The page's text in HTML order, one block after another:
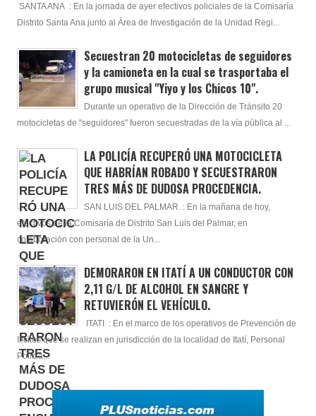
SANTA ANA : En la jornada de ayer efectivos policiales de la Comisaría
Distrito Santa Ana junto al Área de Investigación de la Unidad Regi...
Secuestran 20 motocicletas de seguidores
y la camioneta en la cual se trasportaba el
grupo musical "Yiyo y los Chicos 10".
Durante un operativo de la Dirección de Tránsito 20
motocicletas de "seguidores" fueron secuestradas de la vía pública al ...
LA POLICÍA RECUPERÓ UNA MOTOCICLETA
QUE HABRÍAN ROBADO Y SECUESTRARON
TRES MÁS DE DUDOSA PROCEDENCIA.
SAN LUIS DEL PALMAR. : En la mañana de hoy,
efectivos de la Comisaría de Distrito San Luis del Palmar, en
colaboración con personal de la Un...
DEMORARON EN ITATÍ A UN CONDUCTOR CON
2,11 G/L DE ALCOHOL EN SANGRE Y
RETUVIERÓN EL VEHÍCULO.
ITATI : En el marco de los operativos de Prevención de
Ilícitos que se realizan en jurisdicción de la localidad de Itatí, Personal
Policia...